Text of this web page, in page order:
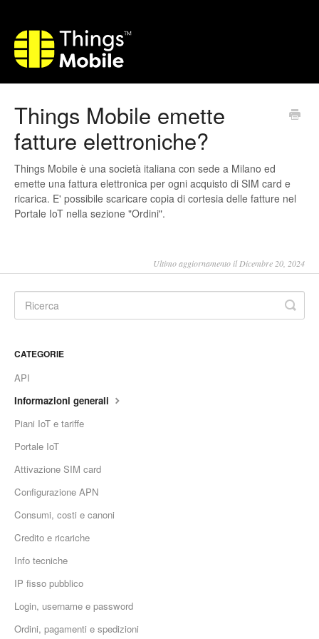
Things Mobile emette
fatture elettroniche?
Things Mobile è una società italiana con sede a Milano ed
emette una fattura elettronica per ogni acquisto di SIM card e
ricarica. E' possibile scaricare copia di cortesia delle fatture nel
Portale IoT nella sezione "Ordini".
Ultimo aggiornamento il Dicembre 20, 2024
CATEGORIE
API
Informazioni generali
Piani IoT e tariffe
Portale IoT
Attivazione SIM card
Configurazione APN
Consumi, costi e canoni
Credito e ricariche
Info tecniche
IP fisso pubblico
Login, username e password
Ordini, pagamenti e spedizioni